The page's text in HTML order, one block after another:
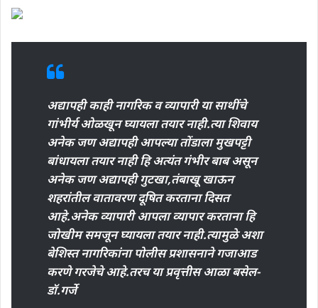
अद्यापही काही नागरिक व व्यापारी या साथींचे
गांभीर्य ओळखून घ्यायला तयार नाही.त्या शिवाय
अनेक जण अद्यापही आपल्या तोंडाला मुखपट्टी
बांधायला तयार नाही हि अत्यंत गंभीर बाब असून
अनेक जण अद्यापही गुटखा,तंबाखू खाऊन
शहरांतील वातावरण दूषित करताना दिसत
आहे.अनेक व्यापारी आपला व्यापार करताना हि
जोखीम समजून घ्यायला तयार नाही.त्यामुळे अशा
बेशिस्त नागरिकांना पोलीस प्रशासनाने गजाआड
करणे गरजेचे आहे.तरच या प्रवृत्तीस आळा बसेल-
डॉ.गर्जे